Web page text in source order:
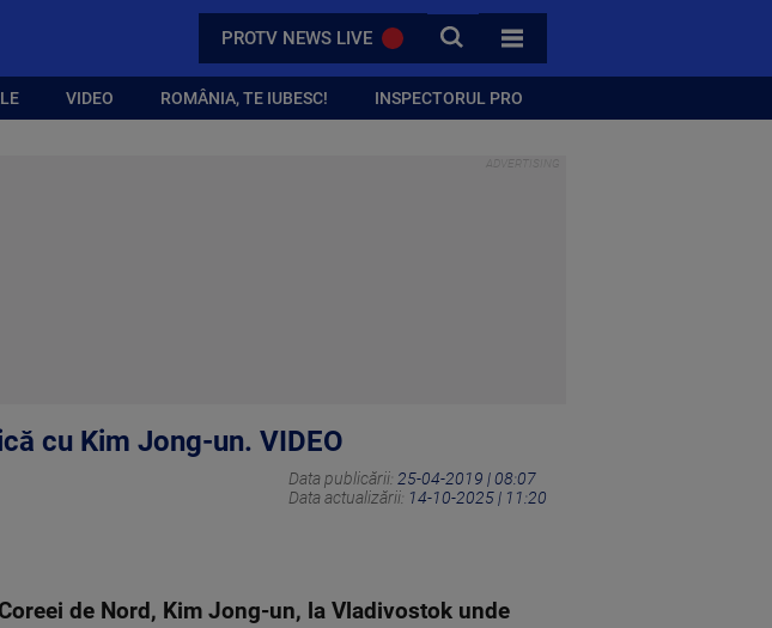
PROTV NEWS LIVE CAUTA
TOATE CATEGORIILE
VIDEO ROMÂNIA, TE IUBESC! INSPECTORUL PRO
cu Kim Jong-un. VIDEO
Data publicării: 25-04-2019 | 08:07
Data actualizării: 14-10-2025 | 11:20
de Nord, Kim Jong-un, la Vladivostok unde